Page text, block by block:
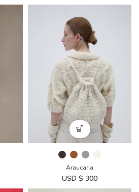
Araucaria
USD $ 300